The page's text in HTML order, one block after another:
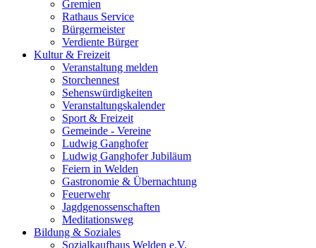
Gremien
Rathaus Service
Bürgermeister
Verdiente Bürger
Kultur & Freizeit
Veranstaltung melden
Storchennest
Sehenswürdigkeiten
Veranstaltungskalender
Sport & Freizeit
Gemeinde - Vereine
Ludwig Ganghofer
Ludwig Ganghofer Jubiläum
Feiern in Welden
Gastronomie & Übernachtung
Feuerwehr
Jagdgenossenschaften
Meditationsweg
Bildung & Soziales
Sozialkaufhaus Welden e.V.